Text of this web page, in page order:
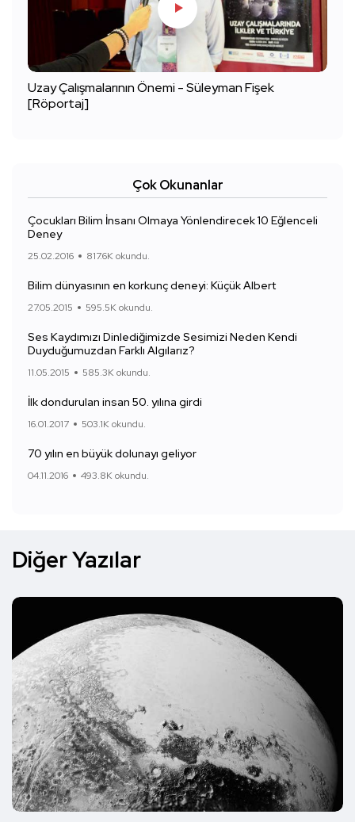
Uzay Çalışmalarının Önemi - Süleyman Fişek
[Röportaj]
Çok Okunanlar
Çocukları Bilim İnsanı Olmaya Yönlendirecek 10 Eğlenceli
Deney
25.02.2016 817.6K okundu.
Bilim dünyasının en korkunç deneyi: Küçük Albert
27.05.2015 595.5K okundu.
Ses Kaydımızı Dinlediğimizde Sesimizi Neden Kendi
Duyduğumuzdan Farklı Algılarız?
11.05.2015 585.3K okundu.
İlk dondurulan insan 50. yılına girdi
16.01.2017 503.1K okundu.
70 yılın en büyük dolunayı geliyor
04.11.2016 493.8K okundu.
Diğer Yazılar